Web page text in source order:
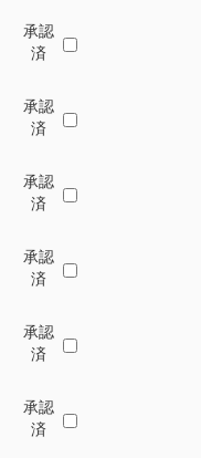
承認
済
承認
済
承認
済
承認
済
承認
済
承認
済